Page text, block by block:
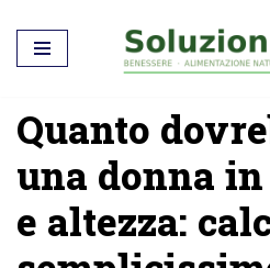
Vai
contenuto
Quanto
una donna in
e altezza: